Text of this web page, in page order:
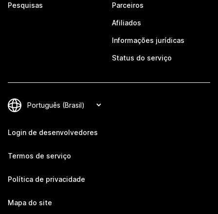
Pesquisas Parceiros
Afiliados
Informações jurídicas
Status do serviço
Login de desenvolvedores
Termos de serviço
Política de privacidade
Mapa do site